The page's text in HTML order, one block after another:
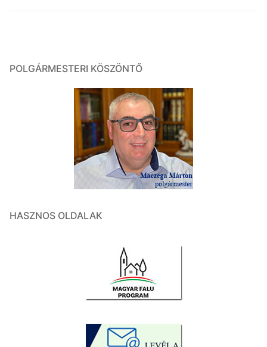
POLGÁRMESTERI KÖSZÖNTŐ
HASZNOS OLDALAK